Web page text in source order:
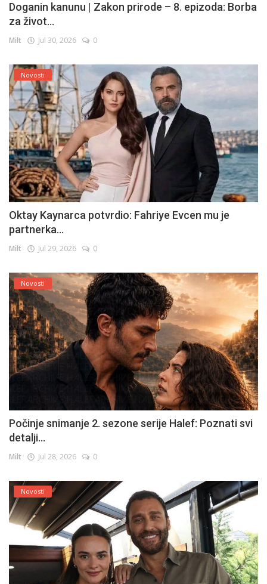
Doganin kanunu | Zakon prirode – 8. epizoda: Borba
za život...
Milt Jul 30, 2026 0
Novosti
Oktay Kaynarca potvrdio: Fahriye Evcen mu je
partnerka...
Milt Jul 29, 2026 0
Novosti
Počinje snimanje 2. sezone serije Halef: Poznati svi
detalji...
Milt Jul 28, 2026 0
Novosti